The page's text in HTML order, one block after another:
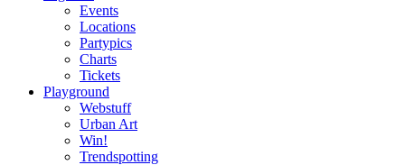
Events
Locations
Partypics
Charts
Tickets
Playground
Webstuff
Urban Art
Win!
Trendspotting